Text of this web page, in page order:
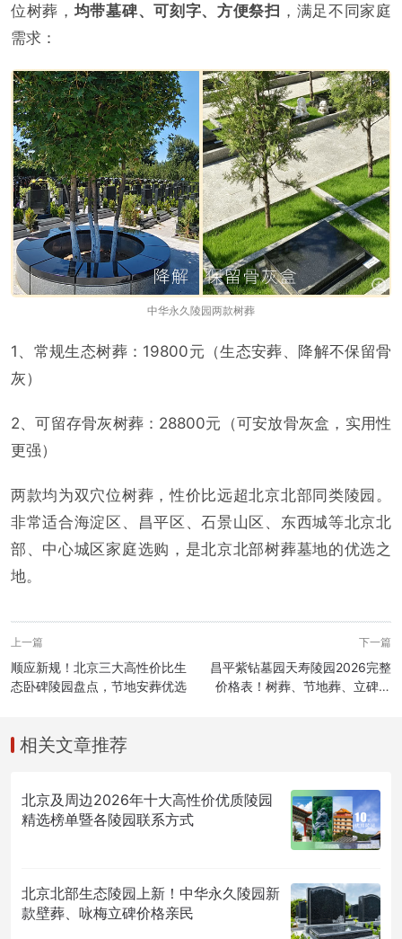
位树葬， 均带墓碑、可刻字、方便祭扫 ，满足不同家庭
需求：
中华永久陵园两款树葬
1、常规生态树葬：19800元（生态安葬、降解不保留骨
灰）
2、可留存骨灰树葬：28800元（可安放骨灰盒，实用性
更强）
两款均为双穴位树葬，性价比远超北京北部同类陵园。
非常适合海淀区、昌平区、石景山区、东西城等北京北
部、中心城区家庭选购，是北京北部树葬墓地的优选之
地。
上一篇
顺应新规！北京三大高性价比生
态卧碑陵园盘点，节地安葬优选
下一篇
昌平紫钻墓园天寿陵园2026完整
价格表！树葬、节地葬、立碑全
相关文章推荐
北京及周边2026年十大高性价优质陵园
精选榜单暨各陵园联系方式
北京北部生态陵园上新！中华永久陵园新
款壁葬、咏梅立碑价格亲民